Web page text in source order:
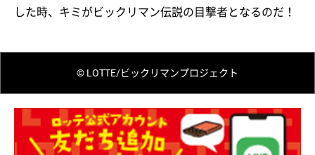
した時、キミがビックリマン伝説の目撃者となるのだ！
© LOTTE/ビックリマンプロジェクト